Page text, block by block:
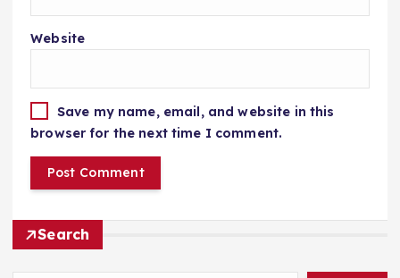
Website
Save my name, email, and website in this
browser for the next time I comment.
Search